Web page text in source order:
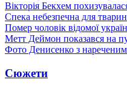
Вікторія Бекхем
Спека небезпечна для
Помер чоловік відомої
Метт Деймон показався на
Фото Денисенко з
Сюжети